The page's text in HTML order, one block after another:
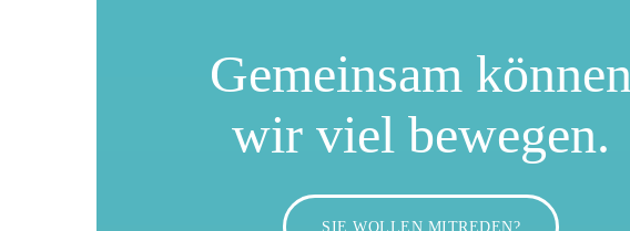
Gemeinsam können
wir viel bewegen.
SIE WOLLEN MITREDEN?